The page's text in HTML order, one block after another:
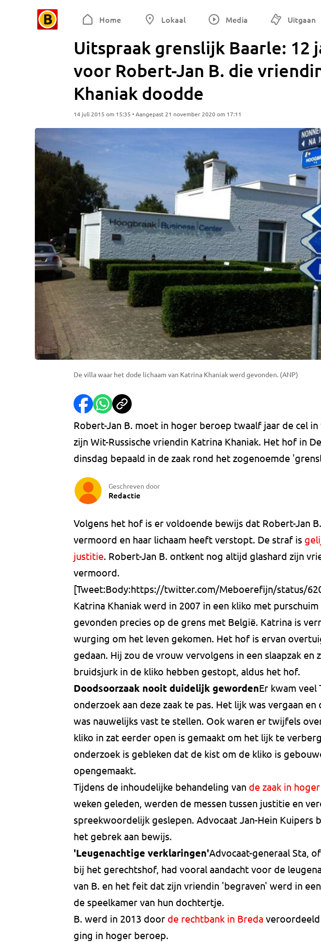
Home Lokaal Media Uitgaan
Uitspraak grenslijk Baarle: 12
voor Robert-Jan B. die
Khaniak doodde
14 juli 2015 om 15:35 • Aangepast 21 november 2020 om 17:11
De villa waar het dode lichaam van Katrina Khaniak werd gevonden. (ANP)
Robert-Jan B. moet in hoger beroep twaalf jaar de cel
zijn Wit-Russische vriendin Katrina Khaniak. Het hof in
dinsdag bepaald in de zaak rond het zogenoemde
Geschreven door
Redactie
Volgens het hof is er voldoende bewijs dat Robert-Jan
vermoord en haar lichaam heeft verstopt. De straf is
justitie. Robert-Jan B. ontkent nog altijd glashard zijn
vermoord.
[Tweet:Body:https://twitter.com/Meboerefijn/status/
Katrina Khaniak werd in 2007 in een kliko met purschuim
gevonden precies op de grens met België. Katrina is
wurging om het leven gekomen. Het hof is ervan
gedaan. Hij zou de vrouw vervolgens in een slaapzak en
bruidsjurk in de kliko hebben gestopt, aldus het hof.
Doodsoorzaak nooit duidelijk gewordenEr kwam veel
onderzoek aan deze zaak te pas. Het lijk was vergaan
was nauwelijks vast te stellen. Ook waren er twijfels
kliko in zat eerder open is gemaakt om het lijk te
onderzoek is gebleken dat de kist om de kliko is
opengemaakt.
Tijdens de inhoudelijke behandeling van de zaak in
weken geleden, werden de messen tussen justitie en
spreekwoordelijk geslepen. Advocaat Jan-Hein Kuipers
het gebrek aan bewijs.
'Leugenachtige verklaringen'Advocaat-generaal Sta,
bij het gerechtshof, had vooral aandacht voor de
van B. en het feit dat zijn vriendin 'begraven' werd in
de speelkamer van hun dochtertje.
B. werd in 2013 door de rechtbank in Breda
ging in hoger beroep.